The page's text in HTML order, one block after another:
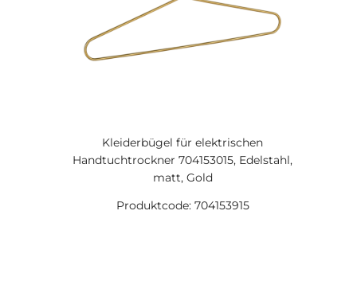
Kleiderbügel für elektrischen
Handtuchtrockner 704153015, Edelstahl,
matt, Gold
Produktcode: 704153915